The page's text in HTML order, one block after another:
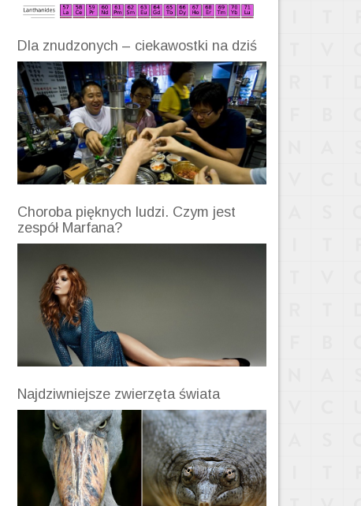
Dla znudzonych – ciekawostki na dziś
Choroba pięknych ludzi. Czym jest
zespół Marfana?
Najdziwniejsze zwierzęta świata